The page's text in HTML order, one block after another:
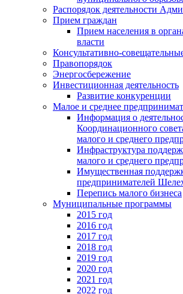
Распорядок деятельности
Прием граждан
Прием населения в
власти
Консультативно-
Правопорядок
Энергосбережение
Инвестиционная деятельность
Развитие конкуренции
Малое и среднее
Информация о
Координационного
малого и среднего
Инфраструктура
малого и среднего
Имущественная
предпринимателей
Перепись малого бизнеса
Муниципальные программы
2015 год
2016 год
2017 год
2018 год
2019 год
2020 год
2021 год
2022 год